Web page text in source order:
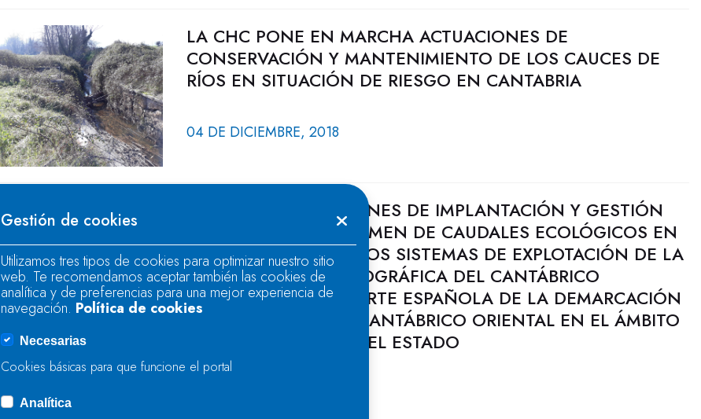
LA CHC PONE EN MARCHA ACTUACIONES DE
CONSERVACIÓN Y MANTENIMIENTO DE LOS CAUCES DE
RÍOS EN SITUACIÓN DE RIESGO EN CANTABRIA
04 DE DICIEMBRE, 2018
APROBADOS LOS PLANES DE IMPLANTACIÓN Y GESTIÓN
ADAPTATIVA DEL RÉGIMEN DE CAUDALES ECOLÓGICOS EN
LA AGRUPACIÓN DE LOS SISTEMAS DE EXPLOTACIÓN DE LA
DEMARCACIÓN HIDROGRÁFICA DEL CANTÁBRICO
OCCIDENTAL Y EN PARTE ESPAÑOLA DE LA DEMARCACIÓN
HIDROGRÁFICA DEL CANTÁBRICO ORIENTAL EN EL ÁMBITO
DE COMPETENCIAS DEL ESTADO
Gestión de cookies
Utilizamos tres tipos de cookies para optimizar nuestro sitio
web. Te recomendamos aceptar también las cookies de
analítica y de preferencias para una mejor experiencia de
navegación. Política de cookies
Necesarias
Cookies básicas para que funcione el portal
Analítica